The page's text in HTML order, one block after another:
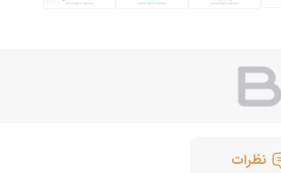
نظرات